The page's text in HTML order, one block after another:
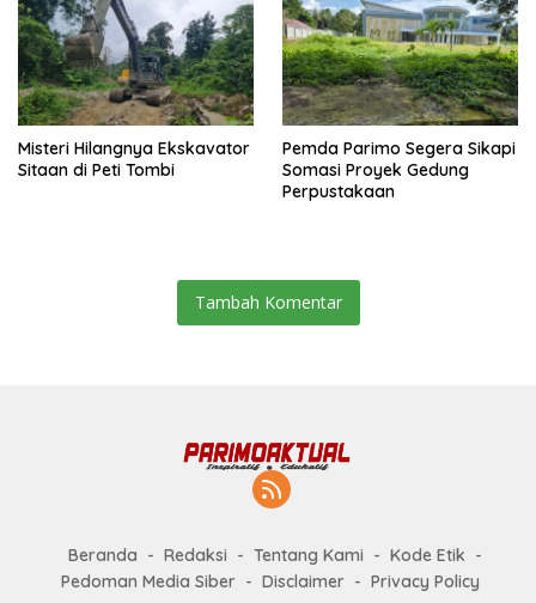
Misteri Hilangnya Ekskavator
Sitaan di Peti Tombi
Pemda Parimo Segera Sikapi
Somasi Proyek Gedung
Perpustakaan
Tambah Komentar
Beranda Redaksi Tentang Kami
Kode Etik
Pedoman Media Siber
Disclaimer Privacy Policy